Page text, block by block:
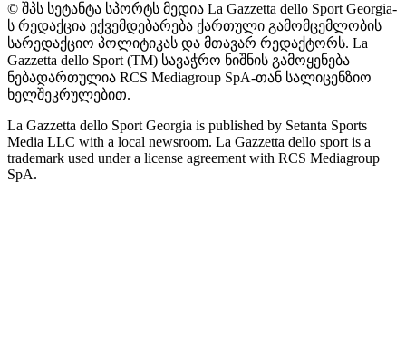
© შპს სეტანტა სპორტს მედია La Gazzetta dello Sport Georgia-
ს რედაქცია ექვემდებარება ქართული გამომცემლობის
სარედაქციო პოლიტიკას და მთავარ რედაქტორს. La
Gazzetta dello Sport (TM) სავაჭრო ნიშნის გამოყენება
ნებადართულია RCS Mediagroup SpA-თან სალიცენზიო
ხელშეკრულებით.
La Gazzetta dello Sport Georgia is published by Setanta Sports
Media LLC with a local newsroom. La Gazzetta dello sport is a
trademark used under a license agreement with RCS Mediagroup
SpA.